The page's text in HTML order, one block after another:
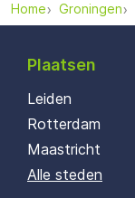
Home Groningen
Plaatsen
Leiden
Rotterdam
Maastricht
Alle steden